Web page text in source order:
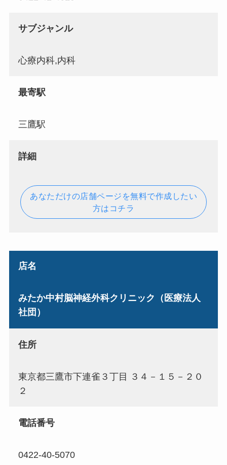
サブジャンル
心療内科,内科
最寄駅
三鷹駅
詳細
あなただけの店舗ページを無料で作成したい
方はコチラ
店名
みたか中村脳神経外科クリニック（医療法人
社団）
住所
東京都三鷹市下連雀３丁目 ３４－１５－２０
２
電話番号
0422-40-5070